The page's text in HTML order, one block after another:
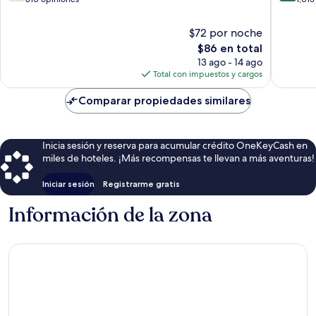
$72 por noche
El
precio
actual
es
de
$86
$86 en total
13 ago - 14 ago
Total con impuestos y cargos
Comparar propiedades similares
Inicia sesión y reserva para acumular crédito OneKeyCash en
miles de hoteles. ¡Más recompensas te llevan a más aventuras!
Iniciar sesión Registrarme gratis
Información de la zona